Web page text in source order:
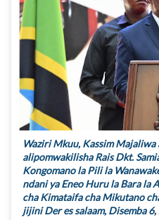
Waziri Mkuu, Kassim Majaliwa
alipomwakilisha Rais Dkt.
Kongomano la Pili la
ndani ya Eneo Huru la Bara la
cha Kimataifa cha Mikutano
jijini Der es salaam, Disemba 6,